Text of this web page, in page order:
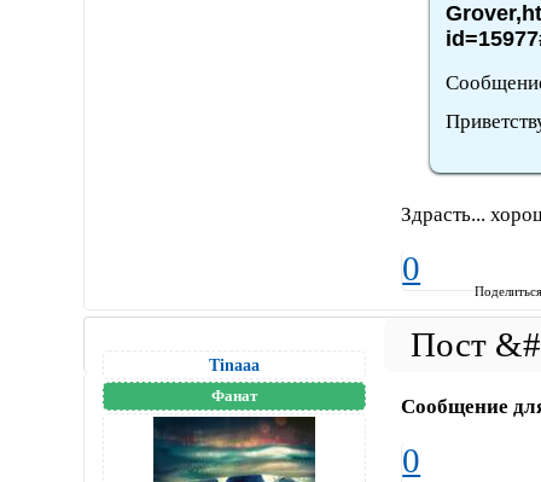
Здрасть...
0
Tinaaa
Фанат Сообщение
0